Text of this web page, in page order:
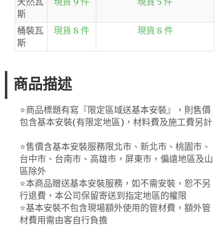
斯
桶裝瓦
斯
現貨 8 件 現貨 8 件
商品描述
⭐️商品標題有寫『限定區域送基本安裝』，則售價
包含基本安裝(有限定地區)，材料費及施工費另計
⭐️售價含基本安裝服務限北市、新北市、桃園市、
台中市、台南市、高雄市，屏東市，偏遠地區及山
區除外
⭐️本商品贈送基本安裝服務，如不需安裝，恕不另
行退費，本公司保留寄送到指定地區的權限
⭐️基本安裝不包含現場額外使用的管材費，額外管
材費用需由客自行負擔